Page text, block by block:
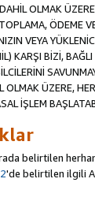
OLMAK
ÖDEME
VEYA
KARŞI BİZİ,
ÜZERE,
İŞLEM
belirtilen
'de belirtilen ilgili